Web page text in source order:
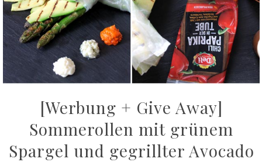
[Werbung + Give Away]
Sommerollen mit grünem
Spargel und gegrillter Avocado